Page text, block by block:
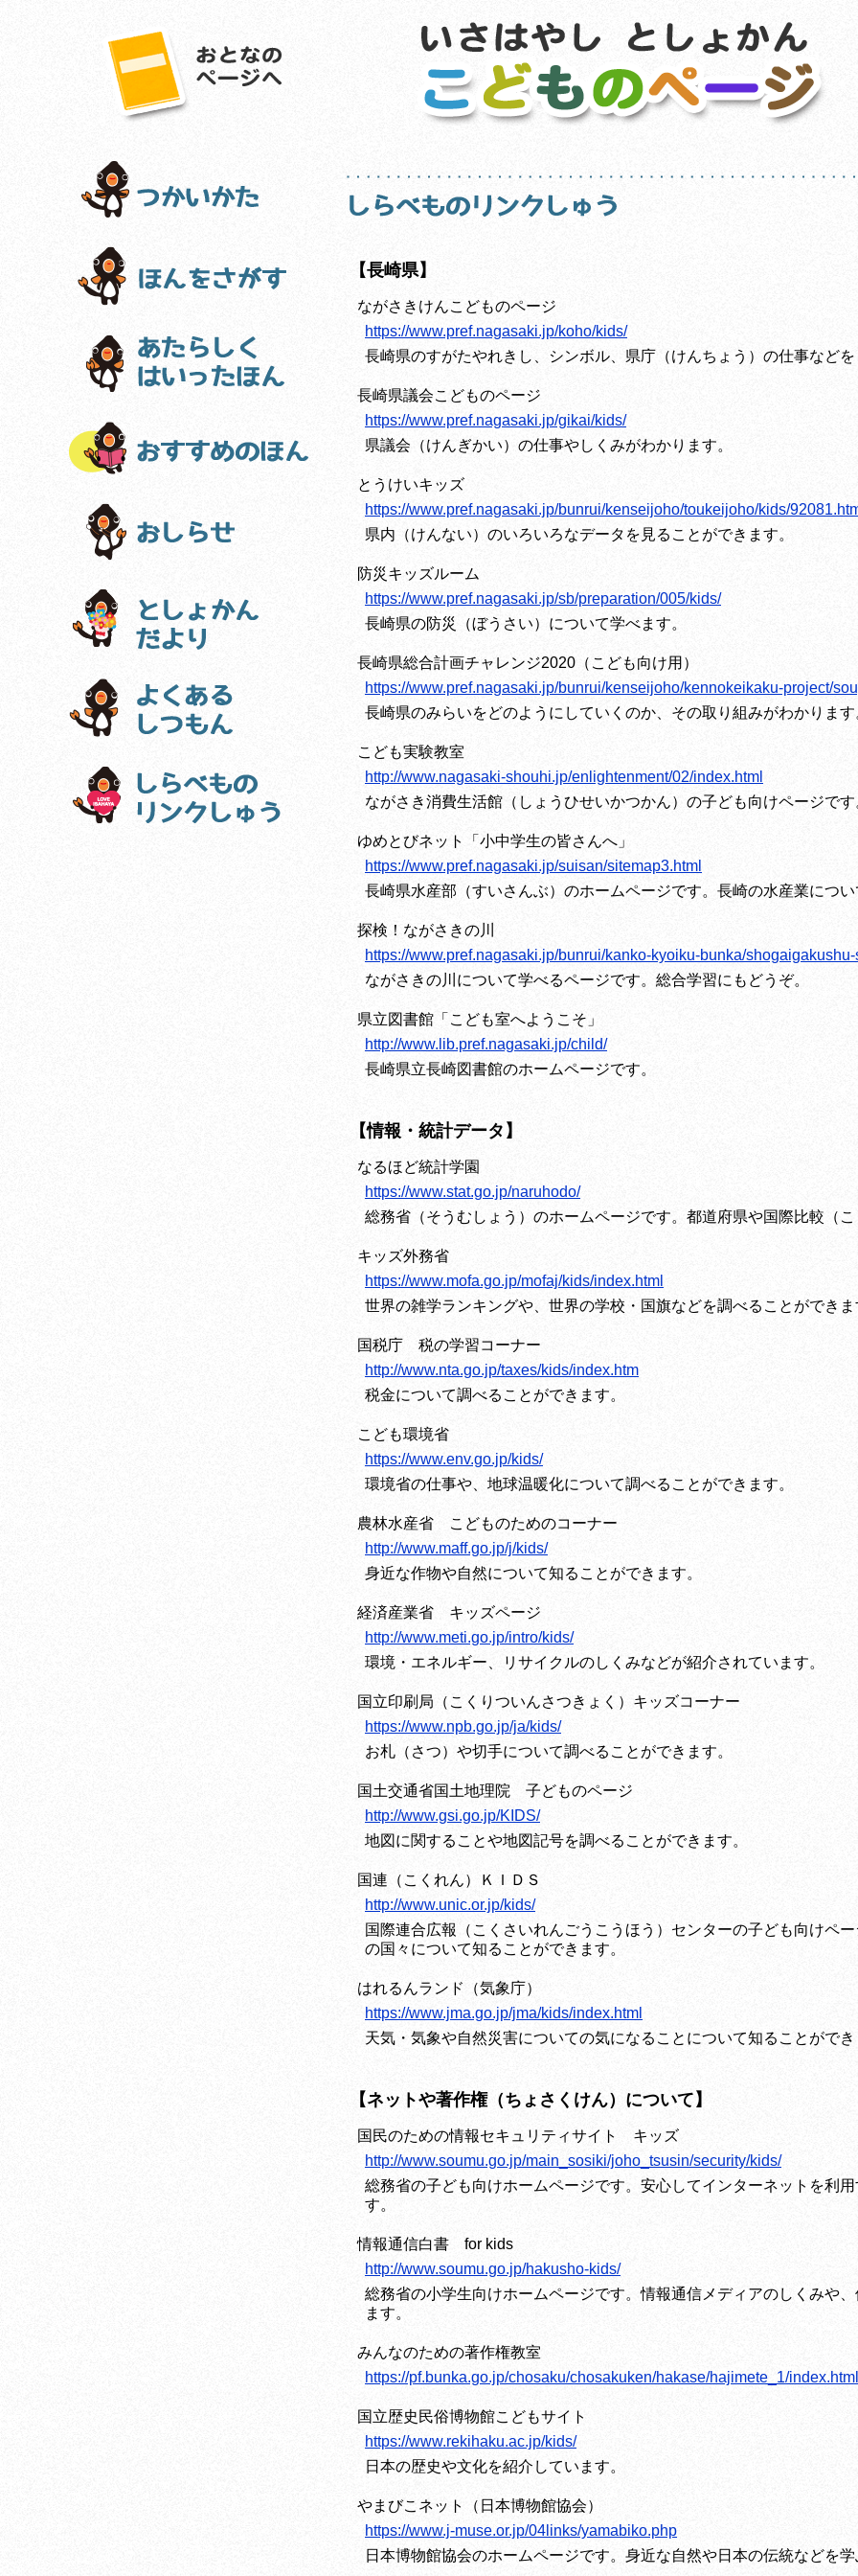
【長崎県】
ながさきけんこどものページ
https://www.pref.nagasaki.jp/koho/kids/
長崎県のすがたやれきし、シンボル、県庁（けんちょう）の仕事など
長崎県議会こどものページ
https://www.pref.nagasaki.jp/gikai/kids/
県議会（けんぎかい）の仕事やしくみがわかります。
とうけいキッズ
https://www.pref.nagasaki.jp/bunrui/kenseijoho/toukeijoho/kids/
県内（けんない）のいろいろなデータを見ることができます。
防災キッズルーム
https://www.pref.nagasaki.jp/sb/preparation/005/kids/
長崎県の防災（ぼうさい）について学べます。
長崎県総合計画チャレンジ2020（こども向け用）
https://www.pref.nagasaki.jp/bunrui/kenseijoho/kennokeikaku-project/
長崎県のみらいをどのようにしていくのか、その取り組みがわかります
こども実験教室
http://www.nagasaki-shouhi.jp/enlightenment/02/index.html
ながさき消費生活館（しょうひせいかつかん）の子ども向けページです
ゆめとびネット「小中学生の皆さんへ」
https://www.pref.nagasaki.jp/suisan/sitemap3.html
長崎県水産部（すいさんぶ）のホームページです。長崎の水産業につ
探検！ながさきの川
https://www.pref.nagasaki.jp/bunrui/kanko-kyoiku-bunka/
ながさきの川について学べるページです。総合学習にもどうぞ。
県立図書館「こども室へようこそ」
http://www.lib.pref.nagasaki.jp/child/
長崎県立長崎図書館のホームページです。
【情報・統計データ】
なるほど統計学園
https://www.stat.go.jp/naruhodo/
総務省（そうむしょう）のホームページです。都道府県や国際比較（
キッズ外務省
https://www.mofa.go.jp/mofaj/kids/index.html
世界の雑学ランキングや、世界の学校・国旗などを調べることができ
国税庁 税の学習コーナー
http://www.nta.go.jp/taxes/kids/index.htm
税金について調べることができます。
こども環境省
https://www.env.go.jp/kids/
環境省の仕事や、地球温暖化について調べることができます。
農林水産省 こどものためのコーナー
http://www.maff.go.jp/j/kids/
身近な作物や自然について知ることができます。
経済産業省 キッズページ
http://www.meti.go.jp/intro/kids/
環境・エネルギー、リサイクルのしくみなどが紹介されています。
国立印刷局（こくりついんさつきょく）キッズコーナー
https://www.npb.go.jp/ja/kids/
お札（さつ）や切手について調べることができます。
国土交通省国土地理院 子どものページ
http://www.gsi.go.jp/KIDS/
地図に関することや地図記号を調べることができます。
国連（こくれん）ＫＩＤＳ
http://www.unic.or.jp/kids/
国際連合広報（こくさいれんごうこうほう）センターの子ども向けペ
の国々について知ることができます。
はれるんランド（気象庁）
https://www.jma.go.jp/jma/kids/index.html
天気・気象や自然災害についての気になることについて知ることがで
【ネットや著作権（ちょさくけん）について】
国民のための情報セキュリティサイト キッズ
http://www.soumu.go.jp/main_sosiki/joho_tsusin/security/kids/
総務省の子ども向けホームページです。安心してインターネットを利
す。
情報通信白書 for kids
http://www.soumu.go.jp/hakusho-kids/
総務省の小学生向けホームページです。情報通信メディアのしくみや
ます。
みんなのための著作権教室
https://pf.bunka.go.jp/chosaku/chosakuken/hakase/hajimete_1/index.html
国立歴史民俗博物館こどもサイト
https://www.rekihaku.ac.jp/kids/
日本の歴史や文化を紹介しています。
やまびこネット（日本博物館協会）
https://www.j-muse.or.jp/04links/yamabiko.php
日本博物館協会のホームページです。身近な自然や日本の伝統などを